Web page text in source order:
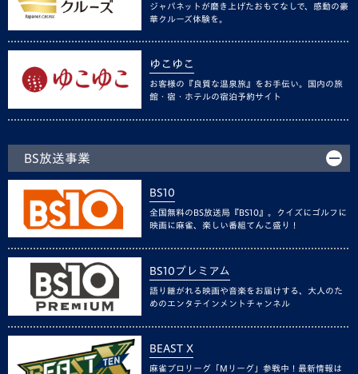
ジャパネットが磨き上げたおもてなしで、感動の豪
華クルーズ体験を。
ゆこゆこ
お客様の『良質な温泉旅』をお手伝い。国内の旅
館・宿・ホテルの宿泊予約サイト
BS放送事業
BS10
全国無料のBS放送局『BS10』。クイズにゴルフに
映画に麻雀、楽しい番組てんこ盛り！
BS10プレミアム
語り継がれる映画や音楽をお届けする、大人のた
めのエンタテインメントチャンネル
BEAST X
麻雀プロリーグ「Mリーグ」参戦中！最新情報は